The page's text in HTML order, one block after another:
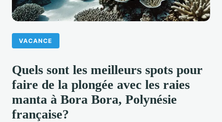
VACANCE
Quels sont les meilleurs spots pour
faire de la plongée avec les raies
manta à Bora Bora, Polynésie
française?